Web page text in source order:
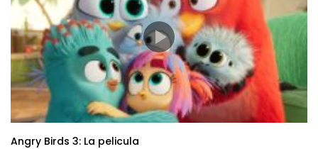
Angry Birds 3: La pelicula